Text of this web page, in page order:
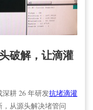
破解，让滴灌
耕 26 年研发抗堵滴灌
，从源头解决堵管问